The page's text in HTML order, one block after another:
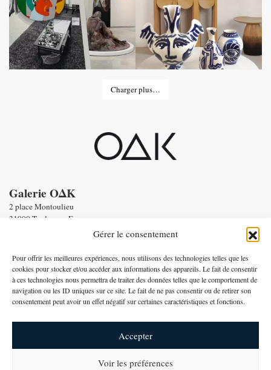
Gérer le consentement
Pour offrir les meilleures expériences, nous utilisons des technologies telles que les
cookies pour stocker et/ou accéder aux informations des appareils. Le fait de consentir
à ces technologies nous permettra de traiter des données telles que le comportement de
navigation ou les ID uniques sur ce site. Le fait de ne pas consentir ou de retirer son
consentement peut avoir un effet négatif sur certaines caractéristiques et fonctions.
Accepter
Voir les préférences
Charger plus…
Galerie OΔK
2 place Montoulieu
31000 Toulouse - France
+33 6 58 56 86 19
-Conditions générales de vente
-Mentions légales
Paiement par
Français